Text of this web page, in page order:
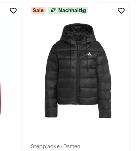
Sale Nachhaltig
Steppjacke · Damen